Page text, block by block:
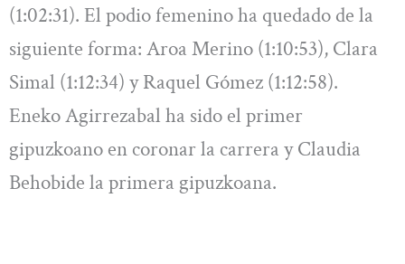
(1:02:31). El podio femenino ha quedado de la
siguiente forma: Aroa Merino (1:10:53), Clara
Simal (1:12:34) y Raquel Gómez (1:12:58).
Eneko Agirrezabal ha sido el primer
gipuzkoano en coronar la carrera y Claudia
Behobide la primera gipuzkoana.